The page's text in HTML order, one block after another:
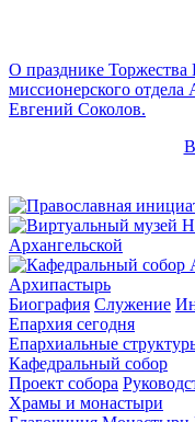
О празднике Торжества
миссионерского отдела
Евгений Соколов.
Архипастырь
Биография Служение
Епархия сегодня
Епархиальные
Кафедральный собор
Проект собора
Храмы и монастыри